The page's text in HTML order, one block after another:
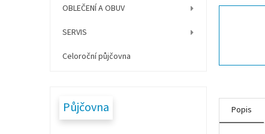
OBLEČENÍ A OBUV
SERVIS
Celoroční půjčovna
Půjčovna Popis